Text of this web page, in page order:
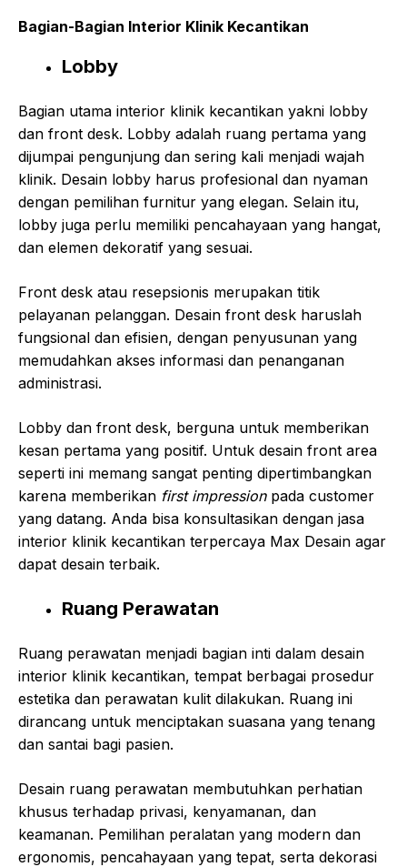
Bagian-Bagian Interior Klinik Kecantikan
Lobby
Bagian utama interior klinik kecantikan yakni lobby
dan front desk. Lobby adalah ruang pertama yang
dijumpai pengunjung dan sering kali menjadi wajah
klinik. Desain lobby harus profesional dan nyaman
dengan pemilihan furnitur yang elegan. Selain itu,
lobby juga perlu memiliki pencahayaan yang hangat,
dan elemen dekoratif yang sesuai.
Front desk atau resepsionis merupakan titik
pelayanan pelanggan. Desain front desk haruslah
fungsional dan efisien, dengan penyusunan yang
memudahkan akses informasi dan penanganan
administrasi.
Lobby dan front desk, berguna untuk memberikan
kesan pertama yang positif. Untuk desain front area
seperti ini memang sangat penting dipertimbangkan
karena memberikan first impressionpada customer
yang datang. Anda bisa konsultasikan dengan jasa
interior klinik kecantikan terpercaya Max Desain agar
dapat desain terbaik.
Ruang Perawatan
Ruang perawatan menjadi bagian inti dalam desain
interior klinik kecantikan, tempat berbagai prosedur
estetika dan perawatan kulit dilakukan. Ruang ini
dirancang untuk menciptakan suasana yang tenang
dan santai bagi pasien.
Desain ruang perawatan membutuhkan perhatian
khusus terhadap privasi, kenyamanan, dan
keamanan. Pemilihan peralatan yang modern dan
ergonomis, pencahayaan yang tepat, serta dekorasi